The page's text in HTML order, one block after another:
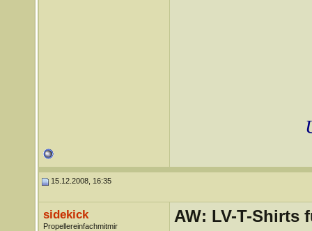
15.12.2008, 16:35
sidekick
Propellereinfachmitmir
AW: LV-T-Shirts